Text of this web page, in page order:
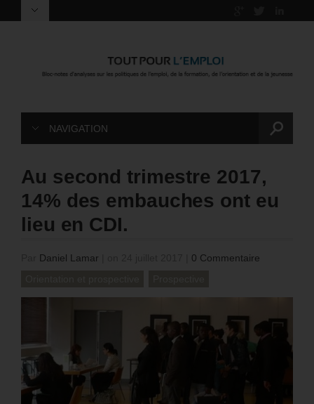
NAVIGATION
Au second trimestre 2017,
14% des embauches ont eu
lieu en CDI.
Daniel Lamar
0 Commentaire